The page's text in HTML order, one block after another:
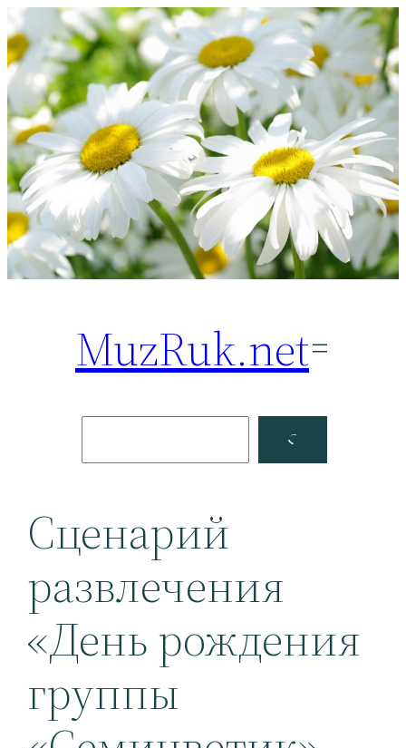
Перейти
к
содержимому
MuzRuk.net
Facebook
Сценарий
развлечения
«День рождения
группы